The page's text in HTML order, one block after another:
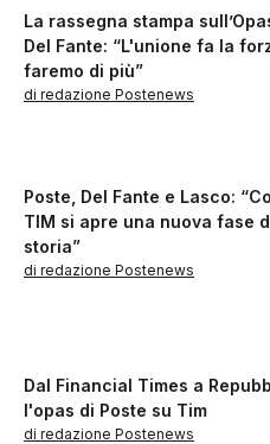
La rassegna stampa
Del Fante: “L'unione fa la
faremo di più”
di redazione Postenews
Poste, Del Fante e Lasco:
TIM si apre una nuova fase
storia”
di redazione Postenews
Dal Financial Times a
l'opas di Poste su Tim
di redazione Postenews